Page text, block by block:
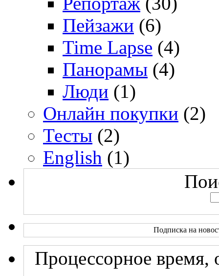
Пейзажи (6)
Time Lapse (4)
Панорамы (4)
Люди (1)
Онлайн покупки (2)
Тесты (2)
English (1)
Подписка на
Процессорное время,